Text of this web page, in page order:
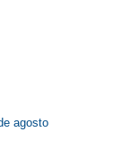
agosto